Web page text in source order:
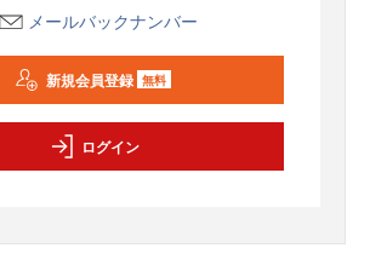
メールバックナンバー
新規会員登録 無料
ログイン